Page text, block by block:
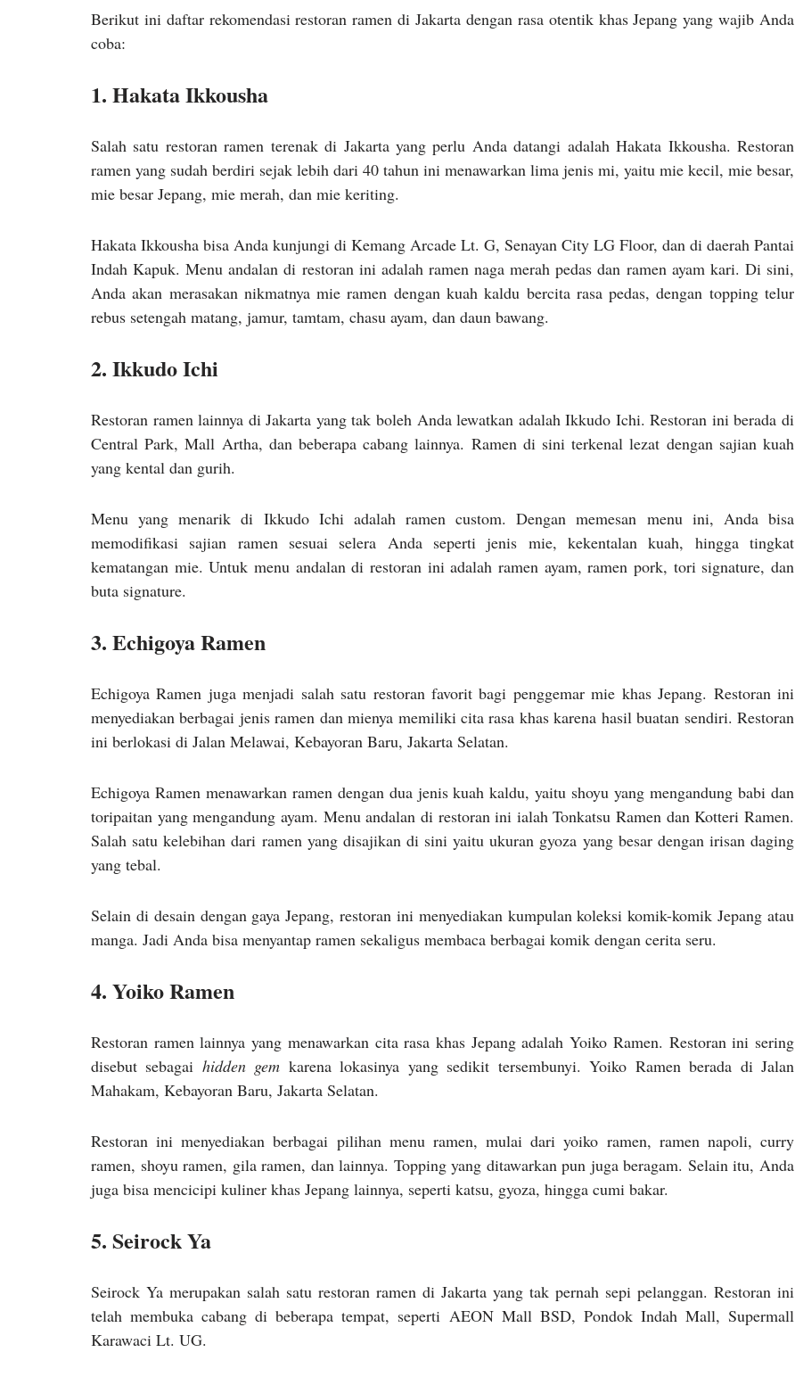
Berikut ini daftar rekomendasi restoran ramen di Jakarta dengan rasa otentik khas Jepang yang wajib Anda
coba:
1. Hakata Ikkousha
Salah satu restoran ramen terenak di Jakarta yang perlu Anda datangi adalah Hakata Ikkousha. Restoran
ramen yang sudah berdiri sejak lebih dari 40 tahun ini menawarkan lima jenis mi, yaitu mie kecil, mie besar,
mie besar Jepang, mie merah, dan mie keriting.
Hakata Ikkousha bisa Anda kunjungi di Kemang Arcade Lt. G, Senayan City LG Floor, dan di daerah Pantai
Indah Kapuk. Menu andalan di restoran ini adalah ramen naga merah pedas dan ramen ayam kari. Di sini,
Anda akan merasakan nikmatnya mie ramen dengan kuah kaldu bercita rasa pedas, dengan topping telur
rebus setengah matang, jamur, tamtam, chasu ayam, dan daun bawang.
2. Ikkudo Ichi
Restoran ramen lainnya di Jakarta yang tak boleh Anda lewatkan adalah Ikkudo Ichi. Restoran ini berada di
Central Park, Mall Artha, dan beberapa cabang lainnya. Ramen di sini terkenal lezat dengan sajian kuah
yang kental dan gurih.
Menu yang menarik di Ikkudo Ichi adalah ramen custom. Dengan memesan menu ini, Anda bisa
memodifikasi sajian ramen sesuai selera Anda seperti jenis mie, kekentalan kuah, hingga tingkat
kematangan mie. Untuk menu andalan di restoran ini adalah ramen ayam, ramen pork, tori signature, dan
buta signature.
3. Echigoya Ramen
Echigoya Ramen juga menjadi salah satu restoran favorit bagi penggemar mie khas Jepang. Restoran ini
menyediakan berbagai jenis ramen dan mienya memiliki cita rasa khas karena hasil buatan sendiri. Restoran
ini berlokasi di Jalan Melawai, Kebayoran Baru, Jakarta Selatan.
Echigoya Ramen menawarkan ramen dengan dua jenis kuah kaldu, yaitu shoyu yang mengandung babi dan
toripaitan yang mengandung ayam. Menu andalan di restoran ini ialah Tonkatsu Ramen dan Kotteri Ramen.
Salah satu kelebihan dari ramen yang disajikan di sini yaitu ukuran gyoza yang besar dengan irisan daging
yang tebal.
Selain di desain dengan gaya Jepang, restoran ini menyediakan kumpulan koleksi komik-komik Jepang atau
manga. Jadi Anda bisa menyantap ramen sekaligus membaca berbagai komik dengan cerita seru.
4. Yoiko Ramen
Restoran ramen lainnya yang menawarkan cita rasa khas Jepang adalah Yoiko Ramen. Restoran ini sering
disebut sebagai hidden gem karena lokasinya yang sedikit tersembunyi. Yoiko Ramen berada di Jalan
Mahakam, Kebayoran Baru, Jakarta Selatan.
Restoran ini menyediakan berbagai pilihan menu ramen, mulai dari yoiko ramen, ramen napoli, curry
ramen, shoyu ramen, gila ramen, dan lainnya. Topping yang ditawarkan pun juga beragam. Selain itu, Anda
juga bisa mencicipi kuliner khas Jepang lainnya, seperti katsu, gyoza, hingga cumi bakar.
5. Seirock Ya
Seirock Ya merupakan salah satu restoran ramen di Jakarta yang tak pernah sepi pelanggan. Restoran ini
telah membuka cabang di beberapa tempat, seperti AEON Mall BSD, Pondok Indah Mall, Supermall
Karawaci Lt. UG.